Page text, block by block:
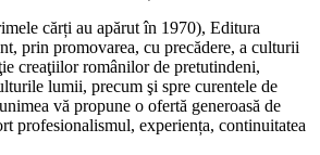
cărți au apărut în 1970), Editura
prin promovarea, cu precădere, a culturii
creaţiilor românilor de pretutindeni,
lumii, precum şi spre curentele de
vă propune o ofertă generoasă de
profesionalismul, experiența, continuitatea